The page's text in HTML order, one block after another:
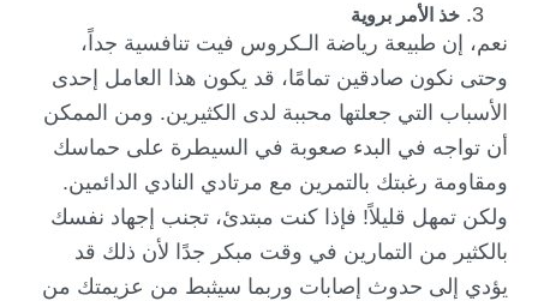
خذ الأمر بروية
نعم، إن طبيعة رياضة الـكروس فيت تنافسية جداً،
وحتى نكون صادقين تمامًا، قد يكون هذا العامل إحدى
الأسباب التي جعلتها محببة لدى الكثيرين. ومن الممكن
أن تواجه في البدء صعوبة في السيطرة على حماسك
ومقاومة رغبتك بالتمرين مع مرتادي النادي الدائمين.
ولكن تمهل قليلاً! فإذا كنت مبتدئ، تجنب إجهاد نفسك
بالكثير من التمارين في وقت مبكر جدًا لأن ذلك قد
يؤدي إلى حدوث إصابات وربما سيثبط من عزيمتك من